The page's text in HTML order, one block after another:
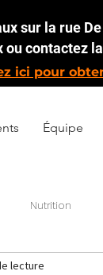
sur la rue
ou contactez
ici pour
Équipe
Nutrition
lecture